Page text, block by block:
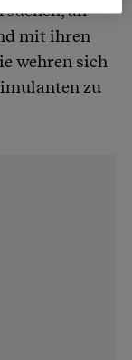
an
mit ihren
wehren sich
zu